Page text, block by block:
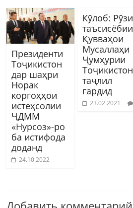
Президенти
Тоҷикистон
дар шаҳри
Норак
коргоҳҳои
истеҳсолии
ҶДММ
«Нурсоз»-ро
ба истифода
доданд
24.10.2022
Кӯлоб: Рӯзи
таъсисёбии
Қувваҳои
Мусаллаҳи
Ҷумҳурии
Тоҷикистон
таҷлил
гардид
23.02.2021